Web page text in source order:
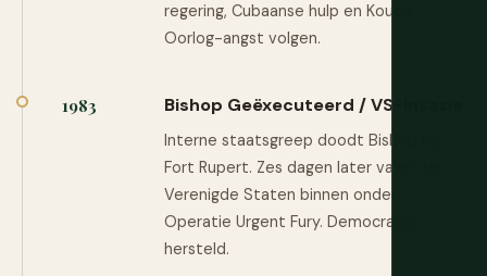
regering, Cubaanse hulp en Koude
Oorlog-angst volgen.
1983 Bishop Geëxecuteerd / VS-Invasie
Interne staatsgreep doodt Bishop bij
Fort Rupert. Zes dagen later vallen de
Verenigde Staten binnen onder
Operatie Urgent Fury. Democratie
hersteld.